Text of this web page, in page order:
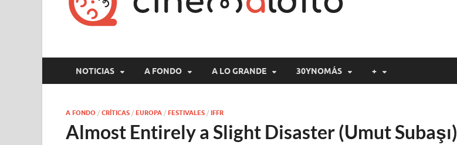
NOTICIAS A FONDO A LO GRANDE 30YNOMÁS +
A FONDO / CRÍTICAS / EUROPA / FESTIVALES / IFFR
Almost Entirely a Slight Disaster (Umut Subaşı)